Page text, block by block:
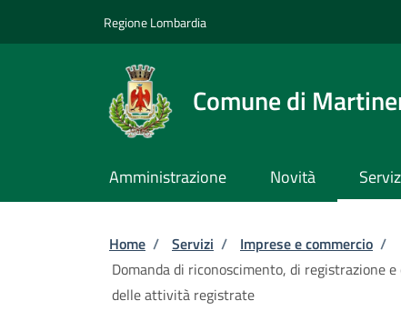
Regione Lombardia
Comune di
Amministrazione Novità
Briciole di pane
Home / Servizi / Imprese e commercio /
Domanda di riconoscimento, di registrazione
delle attività registrate